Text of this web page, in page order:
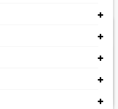
BEZDRÔTOVÝ DYMOVÝ